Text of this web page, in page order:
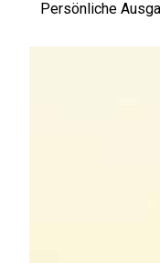
Persönliche